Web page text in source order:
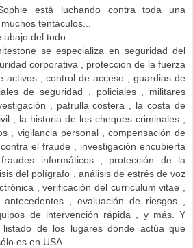
está luchando contra toda una
tentáculos...
abajo del todo:
se especializa en seguridad del
corporativa , protección de la fuerza
activos , control de acceso , guardias de
de seguridad , policiales , militares
, patrulla costera , la costa de
, la historia de los cheques criminales ,
, vigilancia personal , compensación de
el fraude , investigación encubierta
informáticos , protección de la
del polígrafo , análisis de estrés de voz
, verificación del curriculum vitae ,
antecedentes , evaluación de riesgos ,
de intervención rápida , y más. Y
de los lugares donde actúa que
es en USA.